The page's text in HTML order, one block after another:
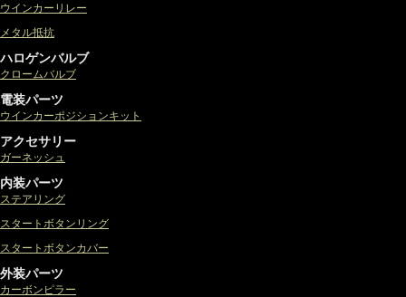
ウインカーリレー
メタル抵抗
ハロゲンバルブ
クロームバルブ
電装パーツ
ウインカーポジションキット
アクセサリー
ガーネッシュ
内装パーツ
ステアリング
スタートボタンリング
スタートボタンカバー
外装パーツ
カーボンピラー